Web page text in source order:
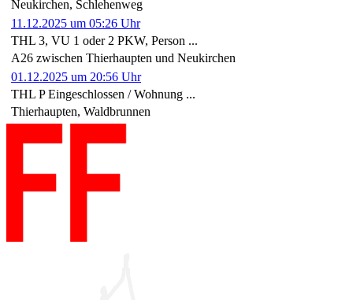
Neukirchen, Schlehenweg
11.12.2025 um 05:26 Uhr
THL 3, VU 1 oder 2 PKW, Person ...
A26 zwischen Thierhaupten und Neukirchen
01.12.2025 um 20:56 Uhr
THL P Eingeschlossen / Wohnung ...
Thierhaupten, Waldbrunnen